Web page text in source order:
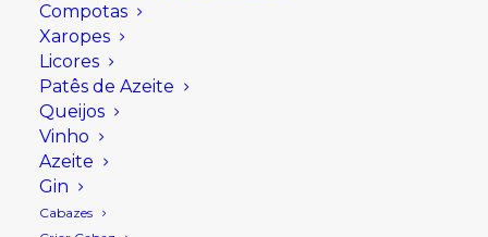
Compotas
Xaropes
Licores
Patês de Azeite
Queijos
Vinho
Azeite
Gin
Cabazes